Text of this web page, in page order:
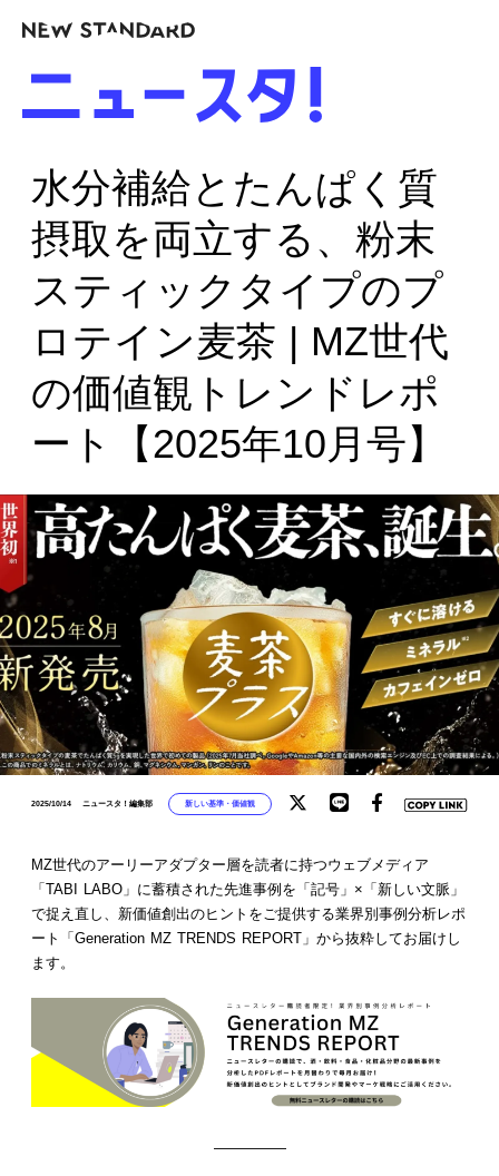
水分補給とたんぱく質
摂取を両立する、粉末
スティックタイプのプ
ロテイン麦茶 | MZ世代
の価値観トレンドレポ
ート【2025年10月号】
2025/10/14 ニュースタ！編集部 新しい基準・価値観
MZ世代のアーリーアダプター層を読者に持つウェブメディア
「TABI LABO」に蓄積された先進事例を「記号」×「新しい文脈」
で捉え直し、新価値創出のヒントをご提供する業界別事例分析レポ
ート「Generation MZ TRENDS REPORT」から抜粋してお届けし
ます。
—————